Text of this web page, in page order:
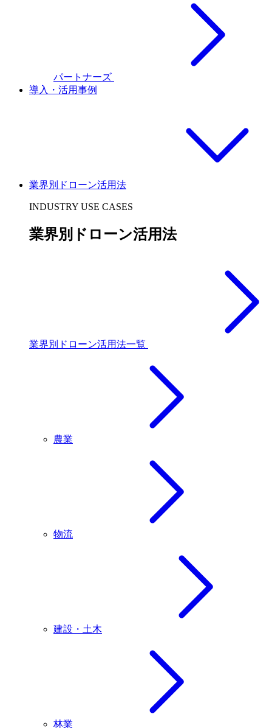
パートナーズ
導入・活用事例
業界別ドローン活用法
INDUSTRY USE CASES
業界別ドローン活用法
業界別ドローン活用法一覧
農業
物流
建設・土木
林業